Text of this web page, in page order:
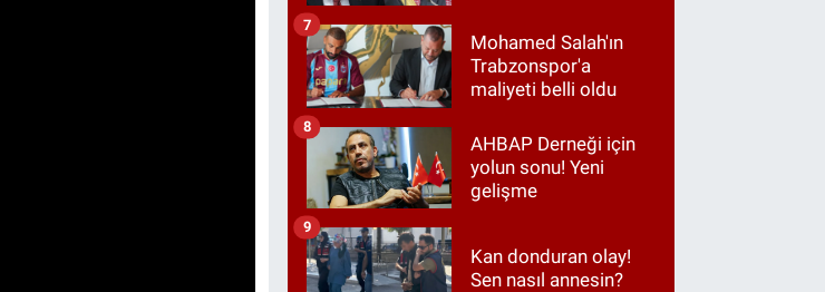
Mohamed Salah'ın
Trabzonspor'a
maliyeti belli oldu
7
AHBAP Derneği için
yolun sonu! Yeni
gelişme
8
Kan donduran olay!
Sen nasıl annesin?
9